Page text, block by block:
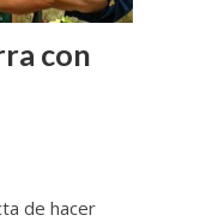
con
de hacer